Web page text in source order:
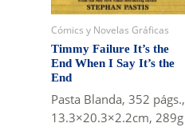
Cómics y Novelas Gráficas
Timmy Failure It’s the
End When I Say It’s the
End
Pasta Blanda, 352 págs.,
13.3×20.3×2.2cm, 289g